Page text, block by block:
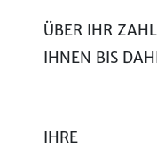
ÜBER IHR
IHNEN BIS
IHRE